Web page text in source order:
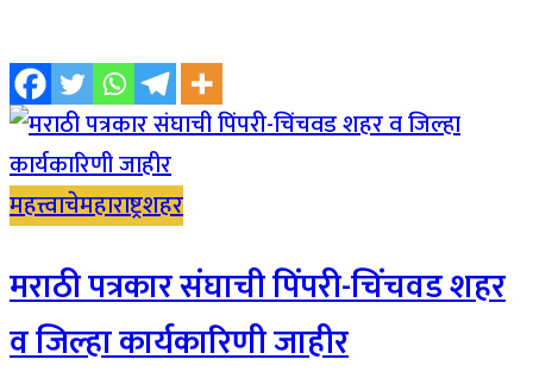
महत्त्वाचेमहाराष्ट्रशहर
मराठी पत्रकार संघाची पिंपरी-चिंचवड शहर
व जिल्हा कार्यकारिणी जाहीर